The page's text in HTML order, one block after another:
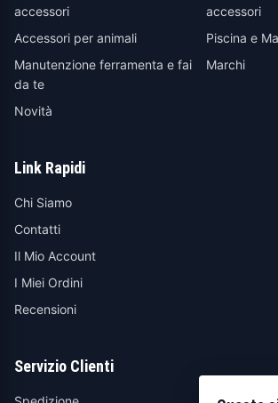
accessori
accessori
Accessori per animali
Piscina e
Manutenzione ferramenta e fai
da te
Marchi
Novità
Link Rapidi
Chi Siamo
Contatti
Il Mio Account
I Miei Ordini
Recensioni
Servizio Clienti